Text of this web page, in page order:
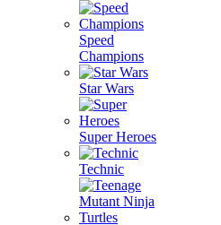
Speed
Champions
Star Wars
Super Heroes
Technic